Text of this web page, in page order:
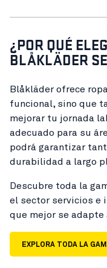
¿POR QUÉ
BLÅKLÄDER
Blåkläder ofrece
funcional, sino que
mejorar tu jornada
adecuado para su
podrá garantizar
durabilidad a largo
Descubre toda la
el sector servicios e
que mejor se adapte
EXPLORA TODA LA